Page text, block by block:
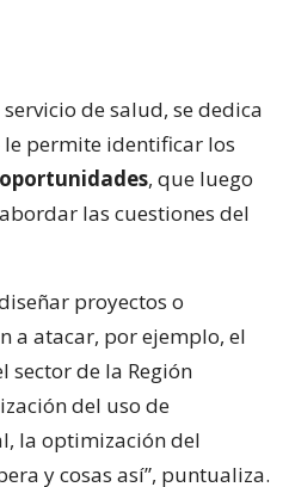
de salud, se dedica
permite identificar los
, que luego
las cuestiones del
proyectos o
a atacar, por ejemplo, el
sector de la Región
del uso de
la optimización del
y cosas así”, puntualiza.